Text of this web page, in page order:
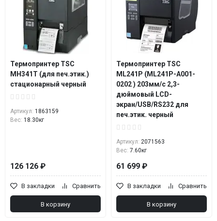
Термопринтер TSC
MH341Т (для печ.этик.)
стационарный черный
Артикул: 1863159
Вес: 18.30кг
126 126 ₽
В закладки Сравнить
В корзину
Термопринтер TSC
ML241P (ML241P-A001-
0202 ) 203мм/с 2,3-
дюймовый LCD-
экран/USB/RS232 для
печ.этик. черный
Артикул: 2071563
Вес: 7.60кг
61 699 ₽
В закладки Сравнить
В корзину